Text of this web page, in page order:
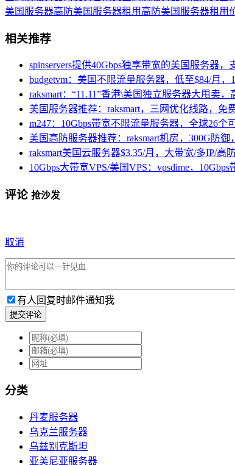
美国服务器高防美国服务器租用 高防美国服务器租用
相关推荐
spinservers提供40Gbps独享带宽的美国服务器
budgetvm：美国不限流量服务器，低至$84/月，
raksmart：“11.11”香港\美国独立服务器大甩卖
美国服务器推荐：raksmart，三网优化线路，免
m247：10Gbps带宽不限流量服务器，全球26个
美国高防服务器推荐：raksmart机房，300G防
raksmart美国云服务器$3.35/月，大带宽/多IP/高
10Gbps大带宽VPS/美国VPS：vpsdime，
评论 抢沙发
取消
有人回复时邮件通知我
提交评论
分类
丹麦服务器
乌克兰服务器
乌兹别克斯坦
亚美尼亚服务器